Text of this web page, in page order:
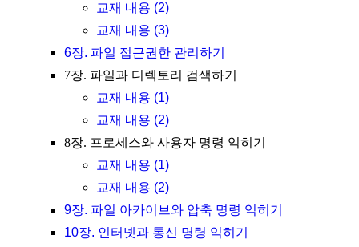
교재 내용 (2)
교재 내용 (3)
6장. 파일 접근권한 관리하기
7장. 파일과 디렉토리 검색하기
교재 내용 (1)
교재 내용 (2)
8장. 프로세스와 사용자 명령 익히기
교재 내용 (1)
교재 내용 (2)
9장. 파일 아카이브와 압축 명령 익히기
10장. 인터넷과 통신 명령 익히기